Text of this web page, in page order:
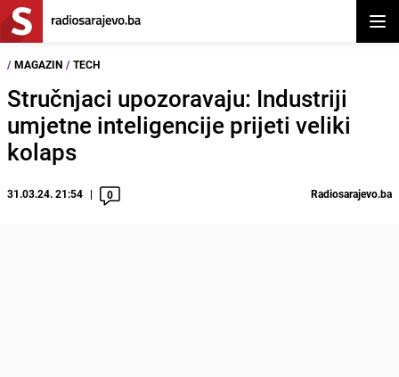
/ MAGAZIN / TECH
Stručnjaci upozoravaju: Industriji
umjetne inteligencije prijeti veliki
kolaps
31.03.24. 21:54 0 Radiosarajevo.ba